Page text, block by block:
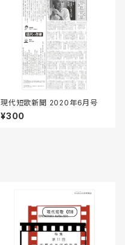
現代短歌新聞 2020年6月号
¥300